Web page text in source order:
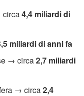
4,4 miliardi di
miliardi di anni fa
→ circa2,7 miliardi
→ circa2,4